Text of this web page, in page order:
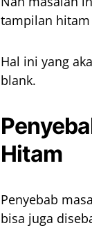
tampilan hitam
Hal ini yang
blank.
Hitam
Penyebab
bisa juga